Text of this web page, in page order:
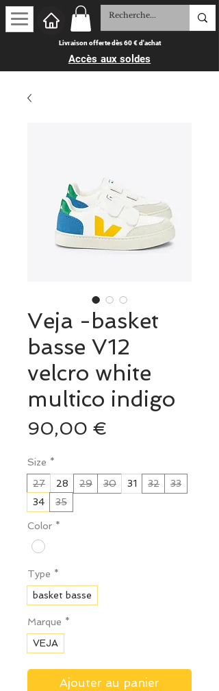
Livraison offerte dès 60 € d'achat
Accès aux soldes
Veja -basket
basse V12
velcro white
multico indigo
90,00 €
Size *
27
28 29 30 31 32
33
34
35
Color *
Type *
basket basse
Marque *
VEJA
Ajouter au panier